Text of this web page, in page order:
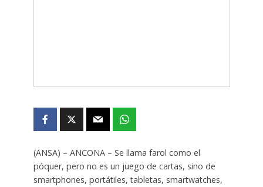
(ANSA) – ANCONA – Se llama farol como el
póquer, pero no es un juego de cartas, sino de
smartphones, portátiles, tabletas, smartwatches,